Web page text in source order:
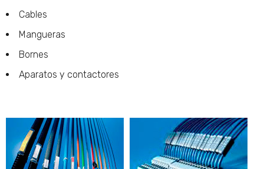
Cables
Mangueras
Bornes
Aparatos y contactores